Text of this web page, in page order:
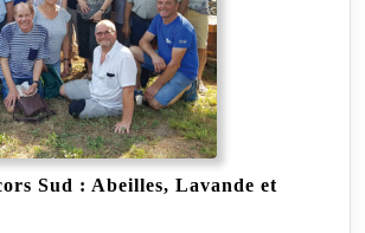
Sud : Abeilles, Lavande et